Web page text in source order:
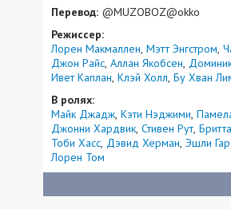
Перевод: @MUZOBOZ@okko
Режиссер:
Лорен Макмаллен Мэтт Энгстром
Джон Райс Аллан Якобсен
Ивет Каплан Клэй Холл Бу Хван
В ролях:
Майк Джадж Кэти Нэджими
Джонни Хардвик Стивен Рут
Тоби Хасс Дэвид Херман Эшли
Лорен Том